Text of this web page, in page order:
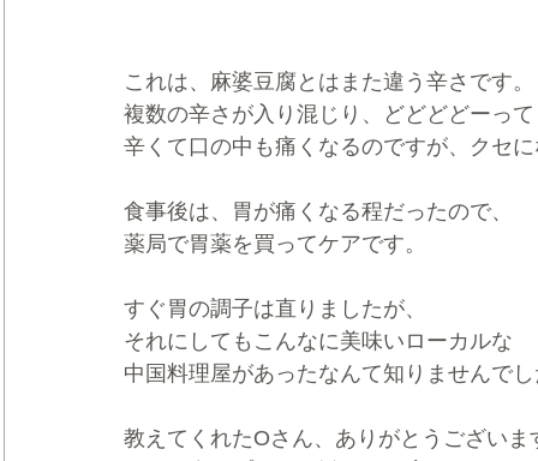
これは、麻婆豆腐とはまた違う辛さです。
複数の辛さが入り混じり、どどどどーって
辛くて口の中も痛くなるのですが、クセ
食事後は、胃が痛くなる程だったので、
薬局で胃薬を買ってケアです。
すぐ胃の調子は直りましたが、
それにしてもこんなに美味いローカルな
中国料理屋があったなんて知りませんで
教えてくれたOさん、ありがとうございま